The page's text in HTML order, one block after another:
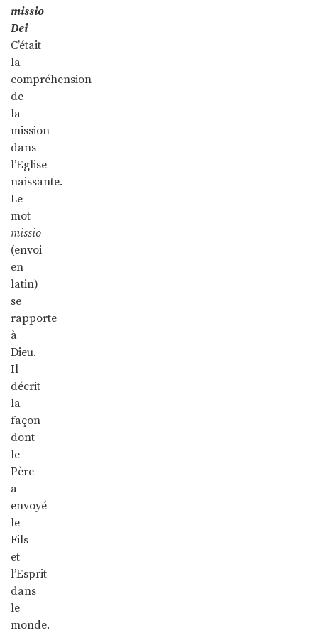
missio
Dei
C’était
la
compréhension
de
la
mission
dans
l’Eglise
naissante.
Le
mot
missio
(envoi
en
latin)
se
rapporte
à
Dieu.
Il
décrit
la
façon
dont
le
Père
a
envoyé
le
Fils
et
l’Esprit
dans
le
monde.